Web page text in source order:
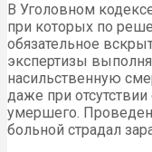
В Уголовном
при которых по
обязательное
экспертизы
насильственную
даже при
умершего.
больной страдал